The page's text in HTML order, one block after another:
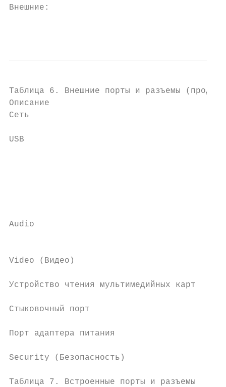
Внешние:
Таблица 6. Внешние порты и разъемы
Описание
Сеть
USB                                               ●
Audio
Video (Видео)
Устройство чтения мультимедийных карт
Стыковочный порт
Порт адаптера питания
Security (Безопасность)
Таблица 7. Встроенные порты и разъемы